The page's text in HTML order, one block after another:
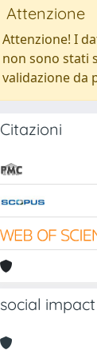
Attenzione
Attenzione! I
non sono stati
validazione da
Citazioni
social impact